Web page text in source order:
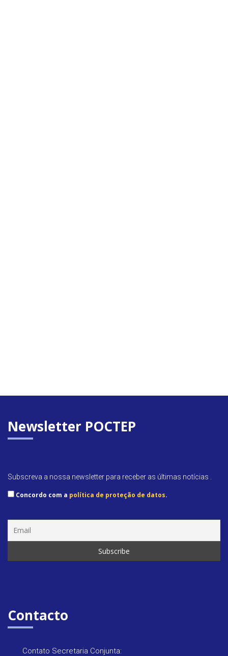
Newsletter POCTEP
Subscreva a nossa newsletter para receber as últimas notícias .
Concordo com a política de proteção de datos.
Contacto
Contato Secretaria Conjunta: